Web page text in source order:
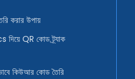
করার উপায়
QR কোড ট্র্যাক
কিউআর কোড তৈরি